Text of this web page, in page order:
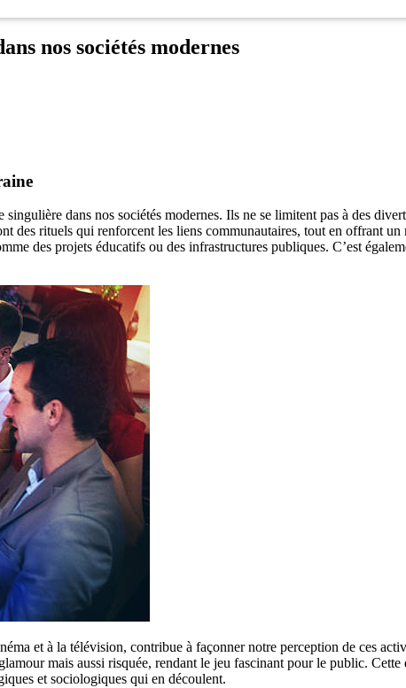
nos sociétés modernes
dans nos sociétés modernes. Ils ne se limitent pas à des
des rituels qui renforcent les liens communautaires, tout en offrant
des projets éducatifs ou des infrastructures publiques. C’est
et à la télévision, contribue à façonner notre perception de ces
mais aussi risquée, rendant le jeu fascinant pour le public.
et sociologiques qui en découlent.